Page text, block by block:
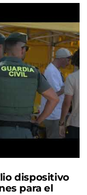
dispositivo
para el